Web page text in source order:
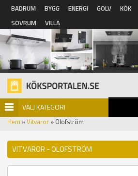
Hoppa till huvudinnehåll
BADRUM BYGG ENERGI GOLV KÖK
SOVRUM
VILLA
VÄLJ KATEGORI
Hem »Vitvaror » Olofström
VITVAROR - OLOFSTRÖM